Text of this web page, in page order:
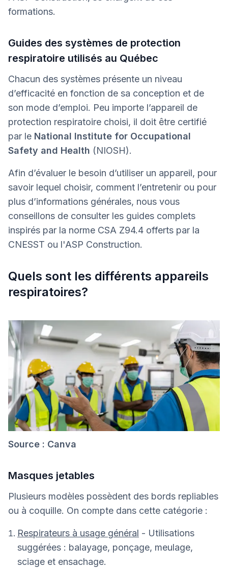
formations.
Guides des systèmes de protection
respiratoire utilisés au Québec
Chacun des systèmes présente un niveau
d’efficacité en fonction de sa conception et de
son mode d’emploi. Peu importe l’appareil de
protection respiratoire choisi, il doit être certifié
par le National Institute for Occupational
Safety and Health (NIOSH).
Afin d’évaluer le besoin d’utiliser un appareil, pour
savoir lequel choisir, comment l’entretenir ou pour
plus d’informations générales, nous vous
conseillons de consulter les guides complets
inspirés par la norme CSA Z94.4 offerts par la
CNESST ou l'ASP Construction.
Quels sont les différents appareils
respiratoires?
Source : Canva
Masques jetables
Plusieurs modèles possèdent des bords repliables
ou à coquille. On compte dans cette catégorie :
Respirateurs à usage général - Utilisations
suggérées : balayage, ponçage, meulage,
sciage et ensachage.